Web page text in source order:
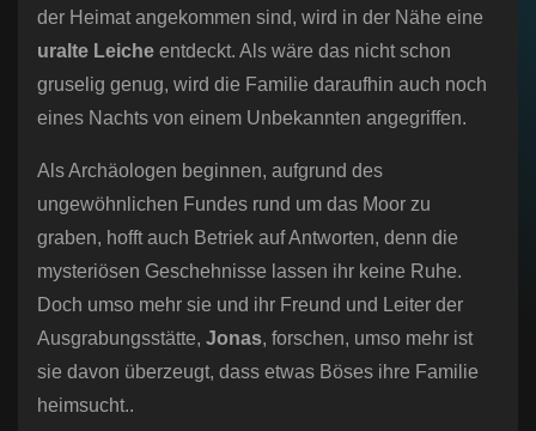
der Heimat angekommen sind, wird in der Nähe eine
uralte Leiche entdeckt. Als wäre das nicht schon
gruselig genug, wird die Familie daraufhin auch noch
eines Nachts von einem Unbekannten angegriffen.
Als Archäologen beginnen, aufgrund des
ungewöhnlichen Fundes rund um das Moor zu
graben, hofft auch Betriek auf Antworten, denn die
mysteriösen Geschehnisse lassen ihr keine Ruhe.
Doch umso mehr sie und ihr Freund und Leiter der
Ausgrabungsstätte, Jonas, forschen, umso mehr ist
sie davon überzeugt, dass etwas Böses ihre Familie
heimsucht..